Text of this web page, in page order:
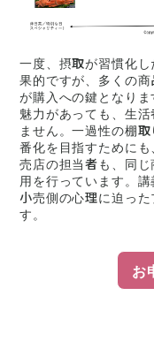
一度、摂取が習慣化
果的ですが、多くの
が購入への鍵となり
魅力があっても、生
ません。一過性の棚
番化を目指すために
売店の担当者も、同
用を行っています。
小売側の心理に迫っ
す。
お